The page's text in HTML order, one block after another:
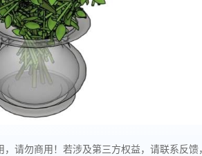
请勿商用！若涉及第三方权益，请联系反馈